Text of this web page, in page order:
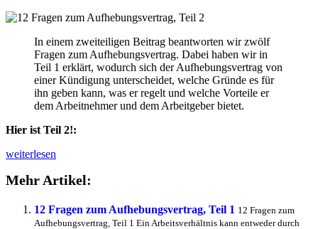
In einem zweiteiligen Beitrag beantworten wir zwölf
Fragen zum Aufhebungsvertrag. Dabei haben wir in
Teil 1 erklärt, wodurch sich der Aufhebungsvertrag von
einer Kündigung unterscheidet, welche Gründe es für
ihn geben kann, was er regelt und welche Vorteile er
dem Arbeitnehmer und dem Arbeitgeber bietet.
Hier ist Teil 2!:
12
zum
weiterlesen
Mehr Artikel:
12 Fragen zum Aufhebungsvertrag, Teil 1 12 Fragen zum
Aufhebungsvertrag, Teil 1 Ein Arbeitsverhältnis kann entweder durch